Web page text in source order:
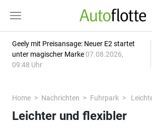
Geely mit Preisansage: Neuer E2 startet
unter magischer Marke 07.08.2026,
09:48 Uhr
Home Nachrichten Fuhrpark
Leichter und flexibler